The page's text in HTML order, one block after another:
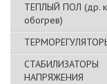
ТЕПЛЫЙ ПОЛ (др.
обогрев)
СТАБИЛИЗАТОРЫ
НАПРЯЖЕНИЯ